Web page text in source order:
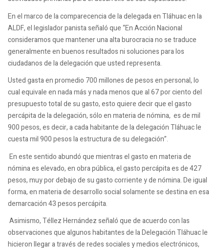
En el marco de la comparecencia de la delegada en Tláhuac en la
ALDF, el legislador panista señaló que “En Acción Nacional
consideramos que mantener una alta burocracia no se traduce
generalmente en buenos resultados ni soluciones para los
ciudadanos de la delegación que usted representa.
Usted gasta en promedio 700 millones de pesos en personal, lo
cual equivale en nada más y nada menos que al 67 por ciento del
presupuesto total de su gasto, esto quiere decir que el gasto
percápita de la delegación, sólo en materia de nómina, es de mil
900 pesos, es decir, a cada habitante de la delegación Tláhuac le
cuesta mil 900 pesos la estructura de su delegación”.
En este sentido abundó que mientras el gasto en materia de
nómina es elevado, en obra pública, el gasto percápita es de 427
pesos, muy por debajo de su gasto corriente y de nómina. De igual
forma, en materia de desarrollo social solamente se destina en esa
demarcación 43 pesos percápita.
Asimismo, Téllez Hernández señaló que de acuerdo con las
observaciones que algunos habitantes de la Delegación Tláhuac le
hicieron llegar a través de redes sociales y medios electrónicos,